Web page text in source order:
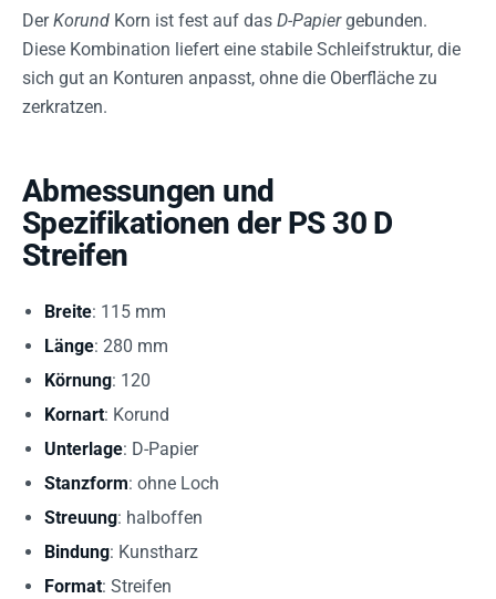
DerKorund Korn ist fest auf das D-Papiergebunden.
Diese Kombination liefert eine stabile Schleifstruktur, die
sich gut an Konturen anpasst, ohne die Oberfläche zu
zerkratzen.
Abmessungen und
Spezifikationen der PS 30 D
Streifen
Breite: 115 mm
Länge: 280 mm
Körnung: 120
Kornart: Korund
Unterlage: D-Papier
Stanzform: ohne Loch
Streuung: halboffen
Bindung: Kunstharz
Format: Streifen